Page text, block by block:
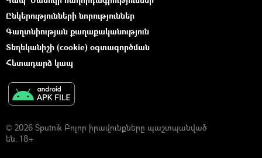
Ընկերությունների նորություններ
Գաղտնիության քաղաքականություն
Տեղեկանիշի (cookie) օգտագործման
Հետադարձ կապ
© 2026 Sputnik Բոլոր իրավունքները պաշտպանված
են. 18+